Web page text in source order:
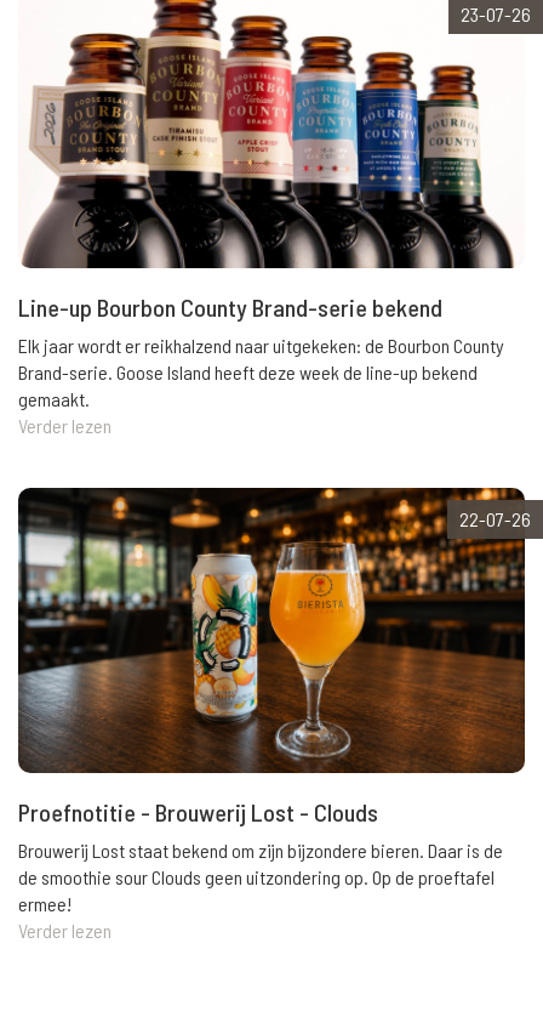
23-07-26
Line-up Bourbon County Brand-serie bekend
Elk jaar wordt er reikhalzend naar uitgekeken: de Bourbon County
Brand-serie. Goose Island heeft deze week de line-up bekend
gemaakt.
Verder lezen
22-07-26
Proefnotitie - Brouwerij Lost - Clouds
Brouwerij Lost staat bekend om zijn bijzondere bieren. Daar is de
de smoothie sour Clouds geen uitzondering op. Op de proeftafel
ermee!
Verder lezen